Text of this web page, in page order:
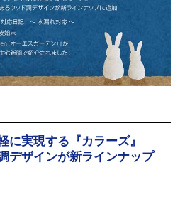
に実現する『カラーズ』
デザインが新ラインナップ